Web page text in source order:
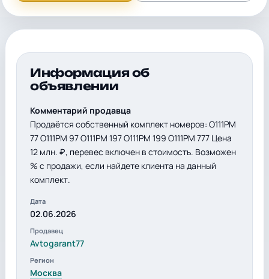
Информация об
объявлении
Комментарий продавца
Продаётся собственный комплект номеров: О111РМ
77 О111РМ 97 О111РМ 197 О111РМ 199 О111РМ 777 Цена
12 млн. ₽, перевес включен в стоимость. Возможен
% с продажи, если найдете клиента на данный
комплект.
Дата
02.06.2026
Продавец
Avtogarant77
Регион
Москва